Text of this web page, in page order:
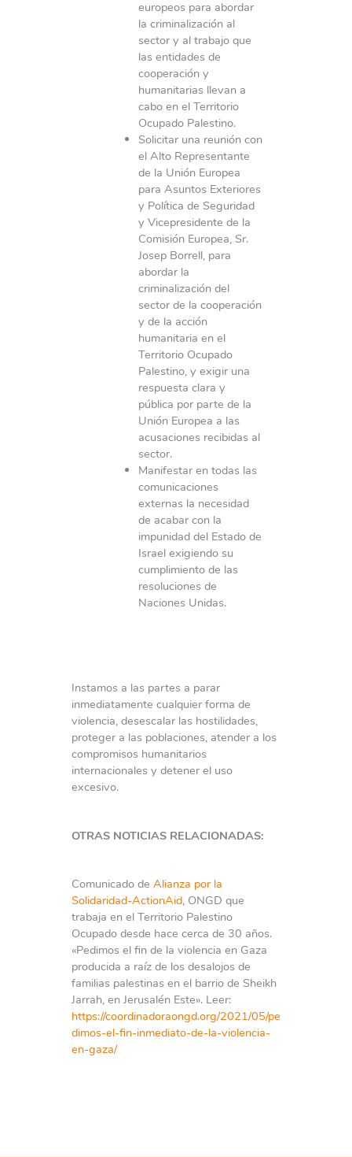
europeos para abordar
la criminalización al
sector y al trabajo que
las entidades de
cooperación y
humanitarias llevan a
cabo en el Territorio
Ocupado Palestino.
Solicitar una reunión con
el Alto Representante
de la Unión Europea
para Asuntos Exteriores
y Política de Seguridad
y Vicepresidente de la
Comisión Europea, Sr.
Josep Borrell, para
abordar la
criminalización del
sector de la cooperación
y de la acción
humanitaria en el
Territorio Ocupado
Palestino, y exigir una
respuesta clara y
pública por parte de la
Unión Europea a las
acusaciones recibidas al
sector.
Manifestar en todas las
comunicaciones
externas la necesidad
de acabar con la
impunidad del Estado de
Israel exigiendo su
cumplimiento de las
resoluciones de
Naciones Unidas.
Instamos a las partes a parar
inmediatamente cualquier forma de
violencia, desescalar las hostilidades,
proteger a las poblaciones, atender a los
compromisos humanitarios
internacionales y detener el uso
excesivo.
OTRAS NOTICIAS RELACIONADAS:
Comunicado de Alianza por la
Solidaridad-ActionAid, ONGD que
trabaja en el Territorio Palestino
Ocupado desde hace cerca de 30 años.
«Pedimos el fin de la violencia en Gaza
producida a raíz de los desalojos de
familias palestinas en el barrio de Sheikh
Jarrah, en Jerusalén Este». Leer:
https://coordinadoraongd.org/2021/05/pe
dimos-el-fin-inmediato-de-la-violencia-
en-gaza/